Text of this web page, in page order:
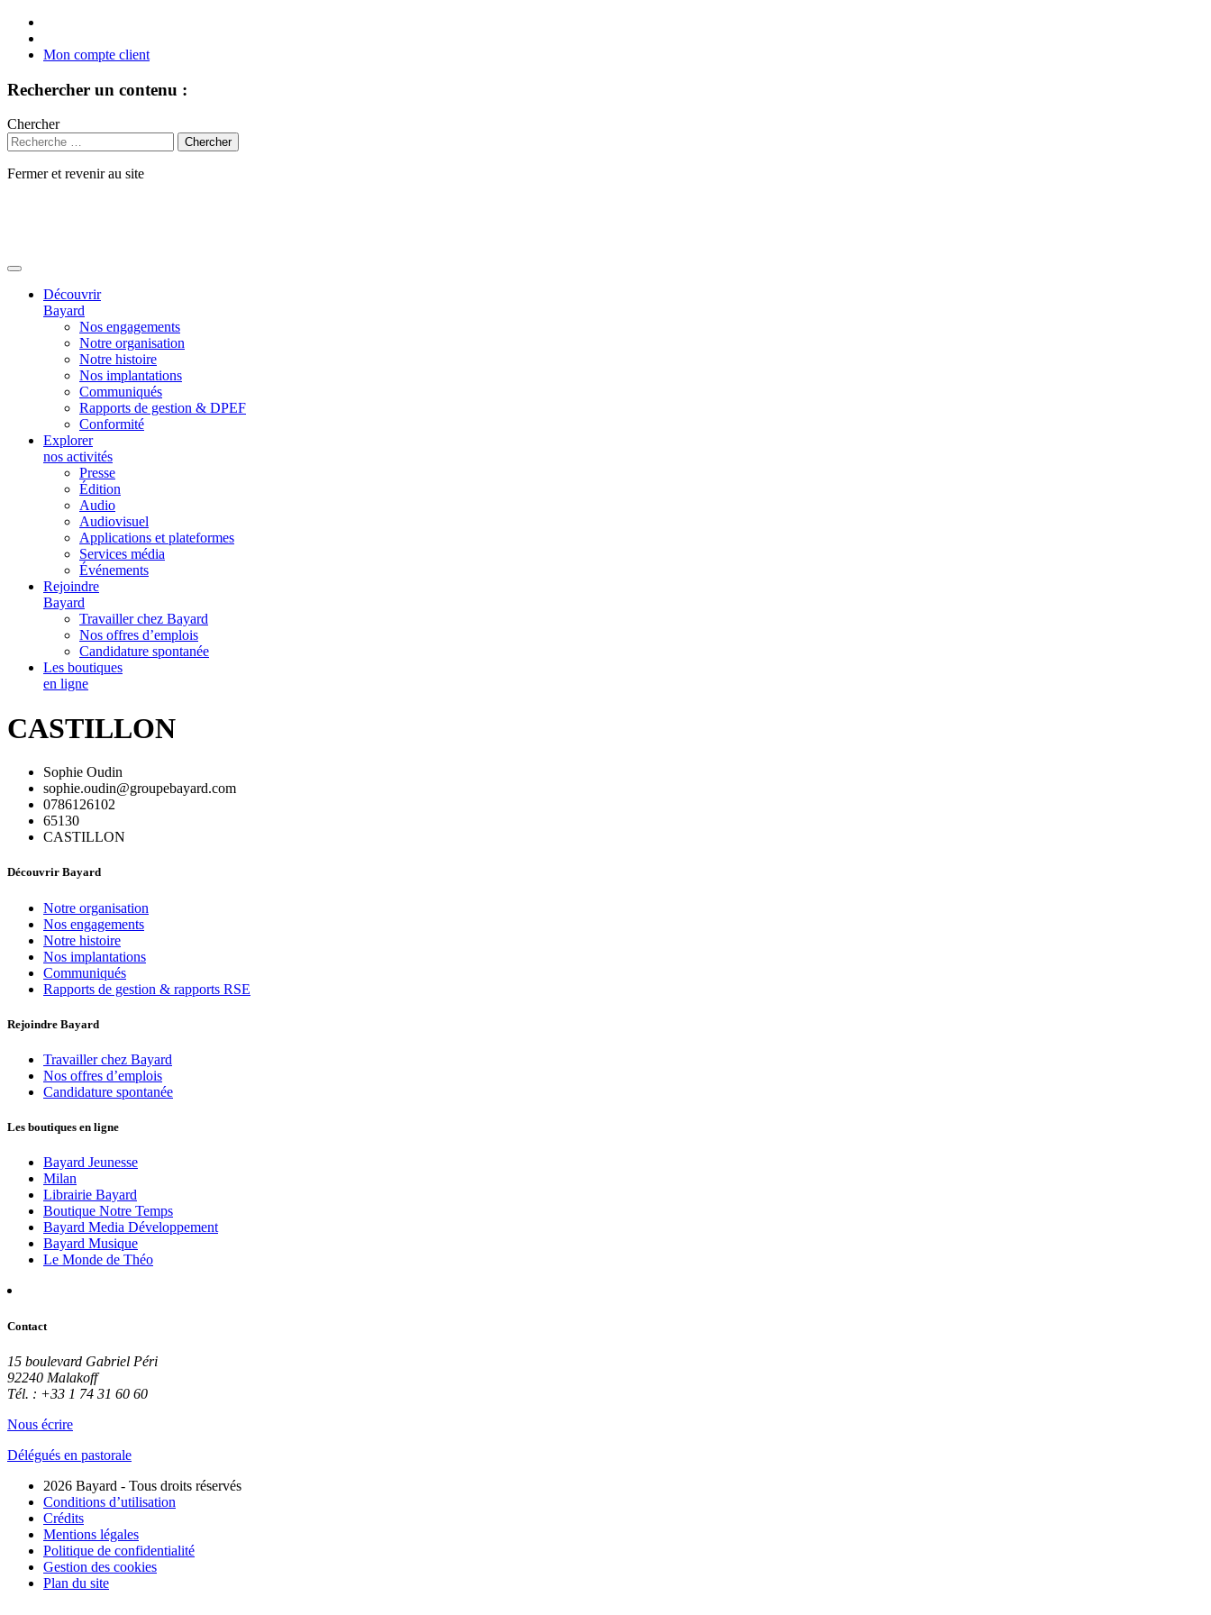
Mon compte client
Rechercher un contenu :
Chercher
Fermer et revenir au site
Découvrir
Bayard
Nos engagements
Notre organisation
Notre histoire
Nos implantations
Communiqués
Rapports de gestion & DPEF
Conformité
Explorer
nos activités
Presse
Édition
Audio
Audiovisuel
Applications et plateformes
Services média
Événements
Rejoindre
Bayard
Travailler chez Bayard
Nos offres d’emplois
Candidature spontanée
Les boutiques
en ligne
CASTILLON
Sophie Oudin
sophie.oudin@groupebayard.com
0786126102
65130
CASTILLON
Découvrir Bayard
Notre organisation
Nos engagements
Notre histoire
Nos implantations
Communiqués
Rapports de gestion & rapports RSE
Rejoindre Bayard
Travailler chez Bayard
Nos offres d’emplois
Candidature spontanée
Les boutiques en ligne
Bayard Jeunesse
Milan
Librairie Bayard
Boutique Notre Temps
Bayard Media Développement
Bayard Musique
Le Monde de Théo
Contact
15 boulevard Gabriel Péri
92240 Malakoff
Tél. : +33 1 74 31 60 60
Nous écrire
Délégués en pastorale
2026 Bayard - Tous droits réservés
Conditions d’utilisation
Crédits
Mentions légales
Politique de confidentialité
Gestion des cookies
Plan du site